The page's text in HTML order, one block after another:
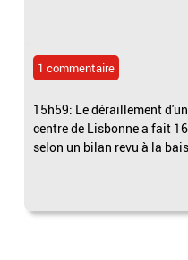
1 commentaire
15h59: Le déraillement
centre de Lisbonne a fait
selon un bilan revu à la